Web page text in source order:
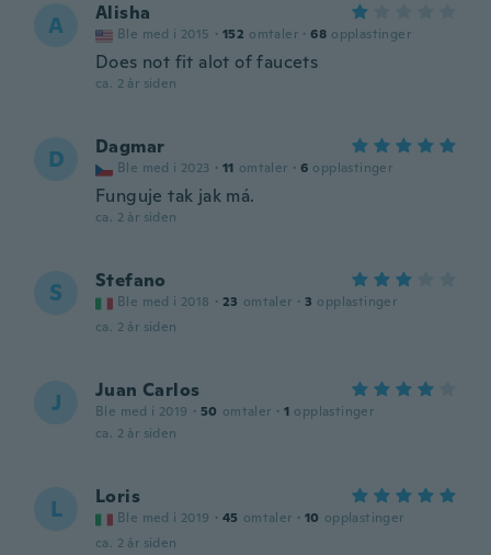
A Alisha
Ble med i 2015 · 152 omtaler · 68 opplastinger
Does not fit alot of faucets
ca. 2 år siden
D Dagmar
Ble med i 2023 · 11 omtaler · 6 opplastinger
Funguje tak jak má.
ca. 2 år siden
S Stefano
Ble med i 2018 · 23 omtaler · 3 opplastinger
ca. 2 år siden
J Juan Carlos
Ble med i 2019 · 50 omtaler · 1 opplastinger
ca. 2 år siden
L Loris
Ble med i 2019 · 45 omtaler · 10 opplastinger
ca. 2 år siden